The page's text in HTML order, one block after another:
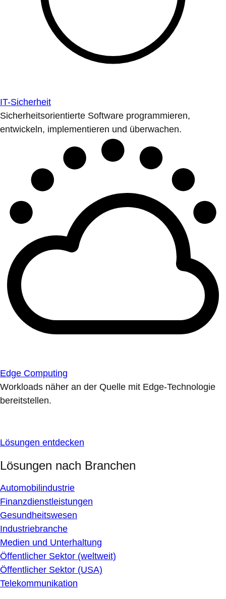
IT-Sicherheit
Sicherheitsorientierte Software programmieren,
entwickeln, implementieren und überwachen.
Edge Computing
Workloads näher an der Quelle mit Edge-Technologie
bereitstellen.
Lösungen entdecken
Lösungen nach Branchen
Automobilindustrie
Finanzdienstleistungen
Gesundheitswesen
Industriebranche
Medien und Unterhaltung
Öffentlicher Sektor (weltweit)
Öffentlicher Sektor (USA)
Telekommunikation